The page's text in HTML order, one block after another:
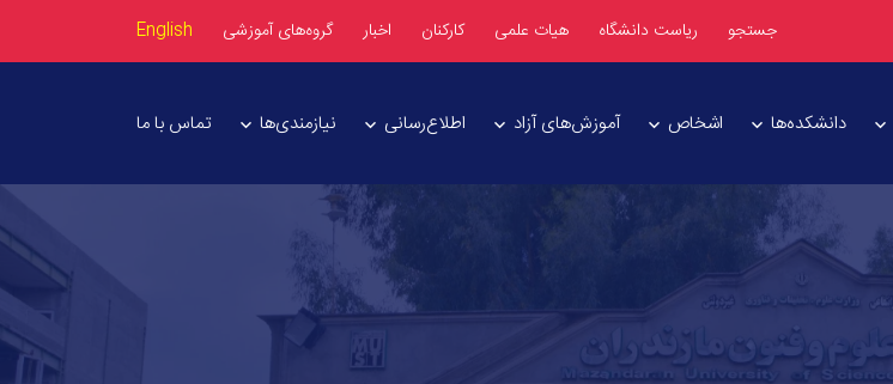
جستجو ریاست دانشگاه هیات علمی کارکنان اخبار گروه‌های آموزشی English
دانشکده‌ها اشخاص آموزش‌های آزاد اطلاع‌رسانی نیازمندی‌ها تماس با ما